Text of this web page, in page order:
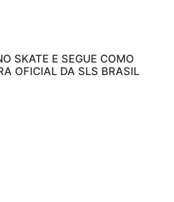
SKATE E SEGUE COMO
OFICIAL DA SLS BRASIL